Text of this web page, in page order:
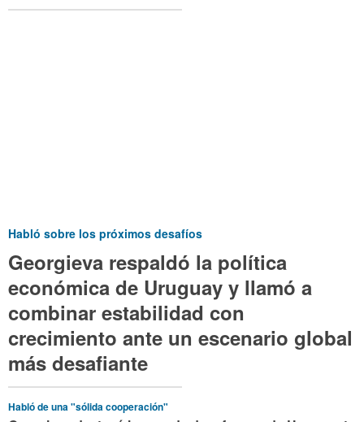
Habló sobre los próximos desafíos
Georgieva respaldó la política
económica de Uruguay y llamó a
combinar estabilidad con
crecimiento ante un escenario global
más desafiante
Habló de una "sólida cooperación"